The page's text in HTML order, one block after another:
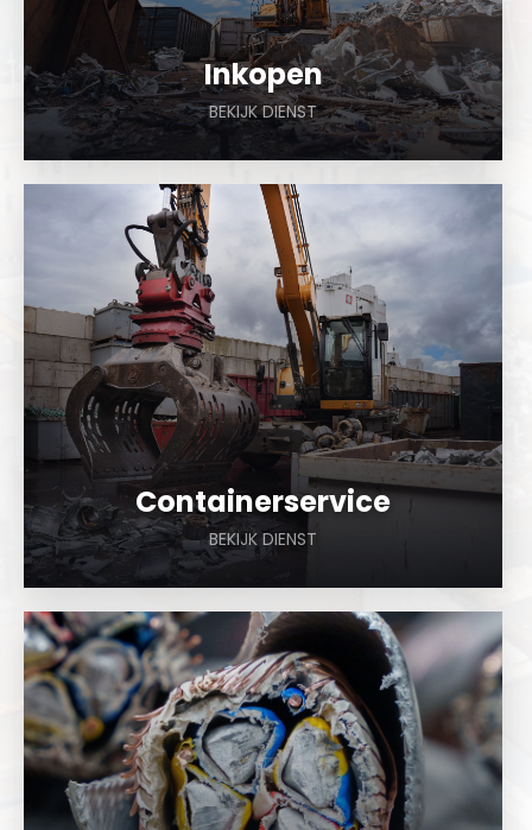
Inkopen
BEKIJK DIENST
Containerservice
BEKIJK DIENST
a